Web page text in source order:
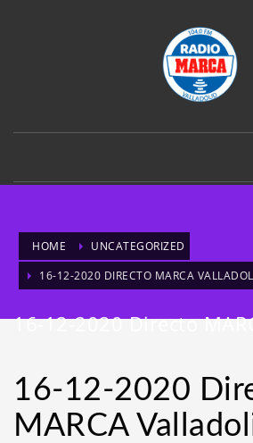
HOME
UNCATEGORIZED
16-12-2020 DIRECTO MARCA
16-12-2020 Directo
16-12-2020
MARCA